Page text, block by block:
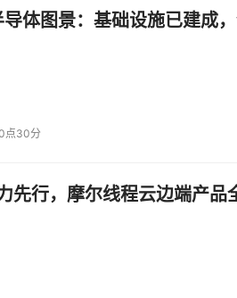
。
体图景：基础设施已建成
点30分
先行，摩尔线程云边端产品